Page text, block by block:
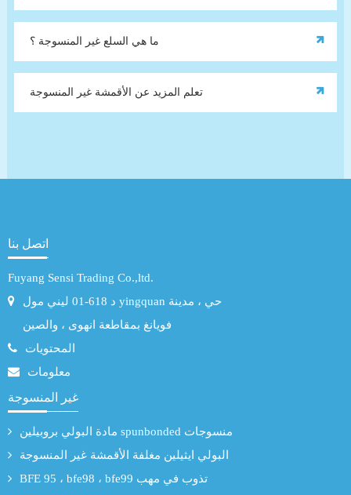
ما هي السلع غير المنسوجة ؟
تعلم المزيد عن الأقمشة غير المنسوجة
اتصل بنا
Fuyang Sensi Trading Co.,ltd.
د 618-01 ليني مول yingquan حي ، مدينة
فويانغ بمقاطعة انهوى ، والصين
المحتويات
معلومات
غير المنسوجة
مادة البولي بروبيلين spunbonded منسوجات
البولي ايثيلين مغلفة الأقمشة غير المنسوجة
BFE 95 ، bfe98 ، bfe99 تذوب في مهب